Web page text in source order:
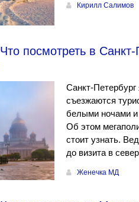
Кирилл Салимов
Что посмотреть в
Санкт-
съезжаются
белыми ночами и
Об этом
стоит узнать.
до визита в
Женечка МД